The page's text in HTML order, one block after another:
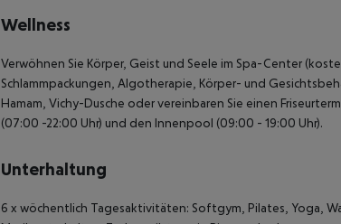
Wellness
Verwöhnen Sie Körper, Geist und Seele im Spa-Center
Schlammpackungen, Algotherapie, Körper- und
Hamam, Vichy-Dusche oder vereinbaren Sie einen
(07:00 -22:00 Uhr) und den Innenpool (09:00 - 19:00 Uhr).
Unterhaltung
6 x wöchentlich Tagesaktivitäten: Softgym, Pilates, Yoga,